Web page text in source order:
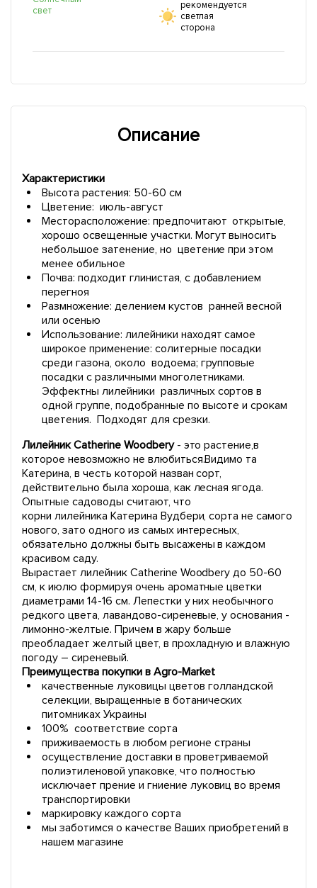
свет
рекомендуется
светлая
сторона
Описание
Характеристики
Высота растения: 50-60 см
Цветение: июль-август
Месторасположение: предпочитают открытые,
хорошо освещенные участки. Могут выносить
небольшое затенение, но цветение при этом
менее обильное
Почва: подходит глинистая, с добавлением
перегноя
Размножение: делением кустов ранней весной
или осенью
Использование: лилейники находят самое
широкое применение: солитерные посадки
среди газона, около водоема; групповые
посадки с различными многолетниками.
Эффектны лилейники различных сортов в
одной группе, подобранные по высоте и срокам
цветения. Подходят для срезки.
Лилейник Catherine Woodbery - это растение,в
которое невозможно не влюбиться.Видимо та
Катерина, в честь которой назван сорт,
действительно была хороша, как лесная ягода.
Опытные садоводы считают, что
корни лилейника Катерина Вудбери, сорта не самого
нового, зато одного из самых интересных,
обязательно должны быть высажены в каждом
красивом саду.
Вырастает лилейник Catherine Woodbery до 50-60
см, к июлю формируя очень ароматные цветки
диаметрами 14-16 см. Лепестки у них необычного
редкого цвета, лавандово-сиреневые, у основания -
лимонно-желтые. Причем в жару больше
преобладает желтый цвет, в прохладную и влажную
погоду – сиреневый.
Преимущества покупки в Agro-Market
качественные луковицы цветов голландской
селекции, выращенные в ботанических
питомниках Украины
100% соответствие сорта
приживаемость в любом регионе страны
осуществление доставки в проветриваемой
полиэтиленовой упаковке, что полностью
исключает прение и гниение луковиц во время
транспортировки
маркировку каждого сорта
мы заботимся о качестве Ваших приобретений в
нашем магазине